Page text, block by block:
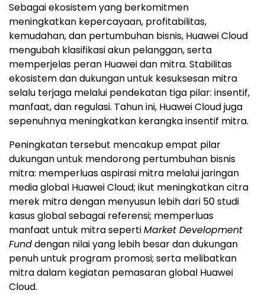
Sebagai ekosistem yang berkomitmen
meningkatkan kepercayaan, profitabilitas,
kemudahan, dan pertumbuhan bisnis, Huawei Cloud
mengubah klasifikasi akun pelanggan, serta
memperjelas peran Huawei dan mitra. Stabilitas
ekosistem dan dukungan untuk kesuksesan mitra
selalu terjaga melalui pendekatan tiga pilar: insentif,
manfaat, dan regulasi. Tahun ini, Huawei Cloud juga
sepenuhnya meningkatkan kerangka insentif mitra.
Peningkatan tersebut mencakup empat pilar
dukungan untuk mendorong pertumbuhan bisnis
mitra: memperluas aspirasi mitra melalui jaringan
media global Huawei Cloud; ikut meningkatkan citra
merek mitra dengan menyusun lebih dari 50 studi
kasus global sebagai referensi; memperluas
manfaat untuk mitra sepertiMarket Development
Funddengan nilai yang lebih besar dan dukungan
penuh untuk program promosi; serta melibatkan
mitra dalam kegiatan pemasaran global Huawei
Cloud.